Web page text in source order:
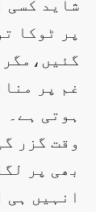
شاید کسی
پر ٹوکا
غم پر
ہوتی ہے۔
وقت گزر
بھی پر
انہیں ہی